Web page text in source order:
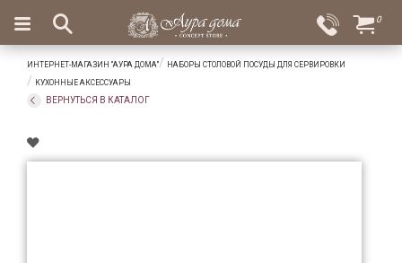
Вход
Избранное
×
Салоны
Доставка
Оплата
Ароматы
0
ИНТЕРНЕТ-МАГАЗИН "АУРА ДОМА"
НАБОРЫ СТОЛОВОЙ ПОСУДЫ ДЛЯ СЕРВИРОВКИ
КУХОННЫЕ АКСЕССУАРЫ
ВЕРНУТЬСЯ В КАТАЛОГ